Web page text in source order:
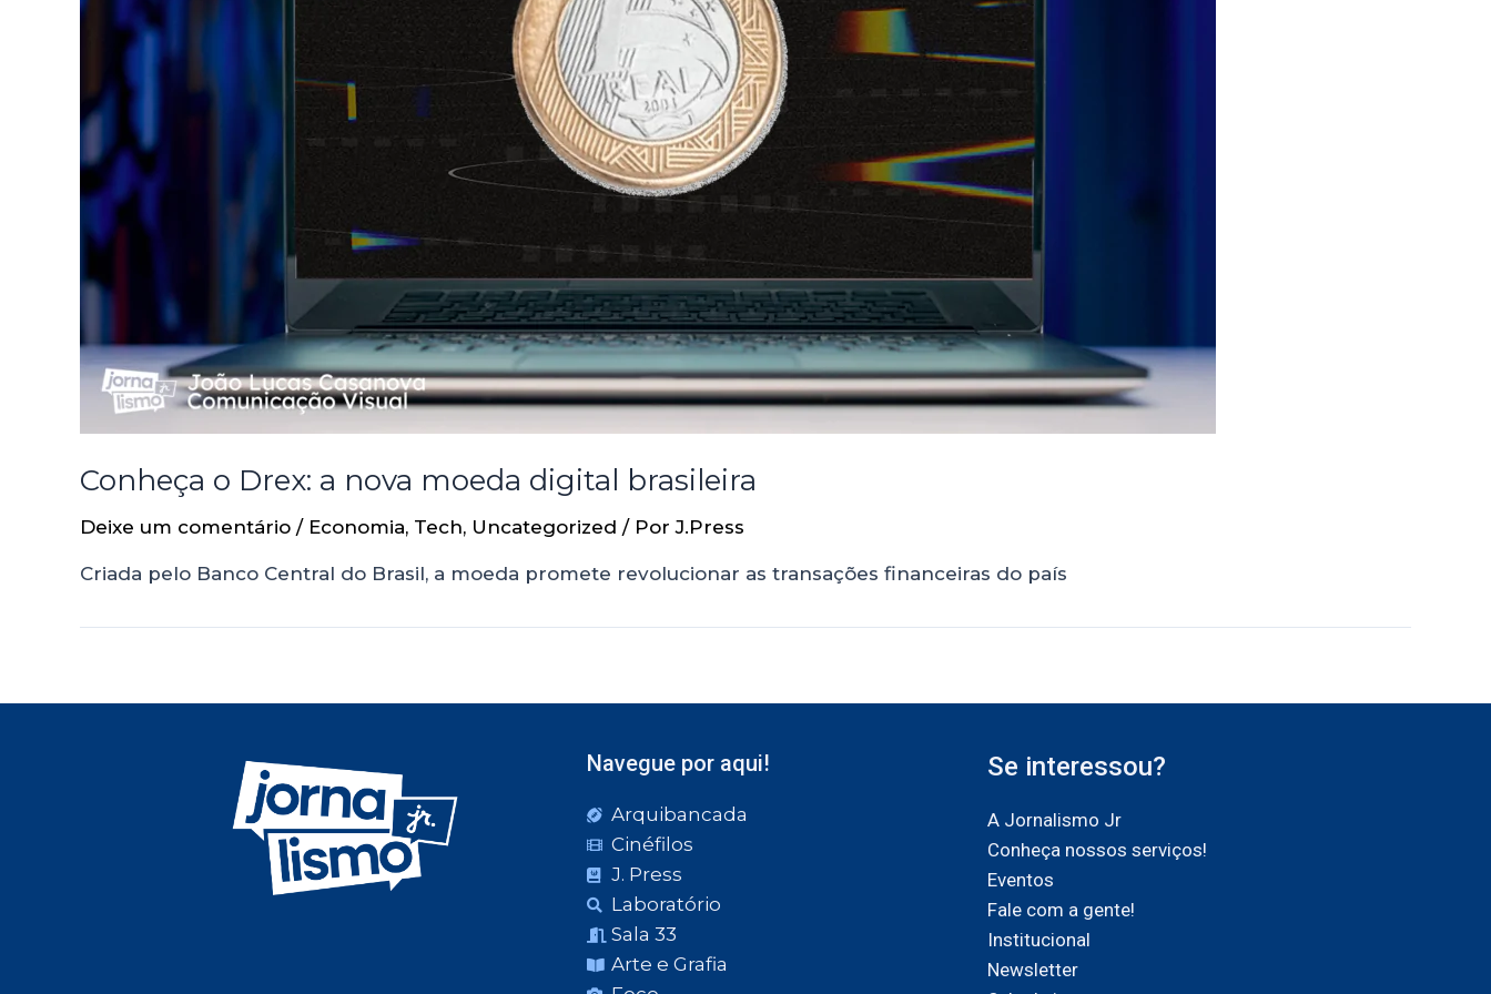
Conheça o Drex: a nova moeda digital brasileira
Deixe um comentário / Economia, Tech, Uncategorized / PorJ.Press
Criada pelo Banco Central do Brasil, a moeda promete revolucionar as transações financeiras do país
Navegue por aqui!
Arquibancada
Cinéfilos
J. Press
Laboratório
Sala 33
Arte e Grafia
Se interessou?
A Jornalismo Jr
Conheça nossos serviços!
Eventos
Fale com a gente!
Institucional
Newsletter